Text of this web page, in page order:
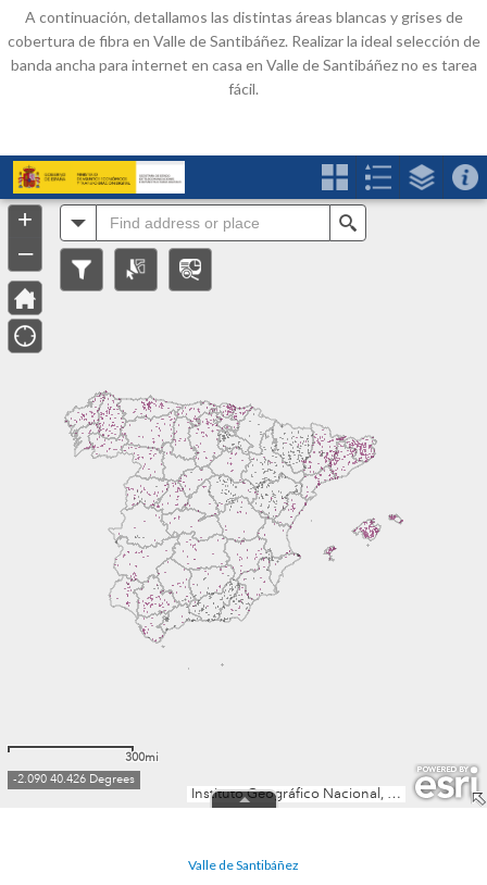
A continuación, detallamos las distintas áreas blancas y grises de
cobertura de fibra en Valle de Santibáñez. Realizar la ideal selección de
banda ancha para internet en casa en Valle de Santibáñez no es tarea
fácil.
Valle de Santibáñez